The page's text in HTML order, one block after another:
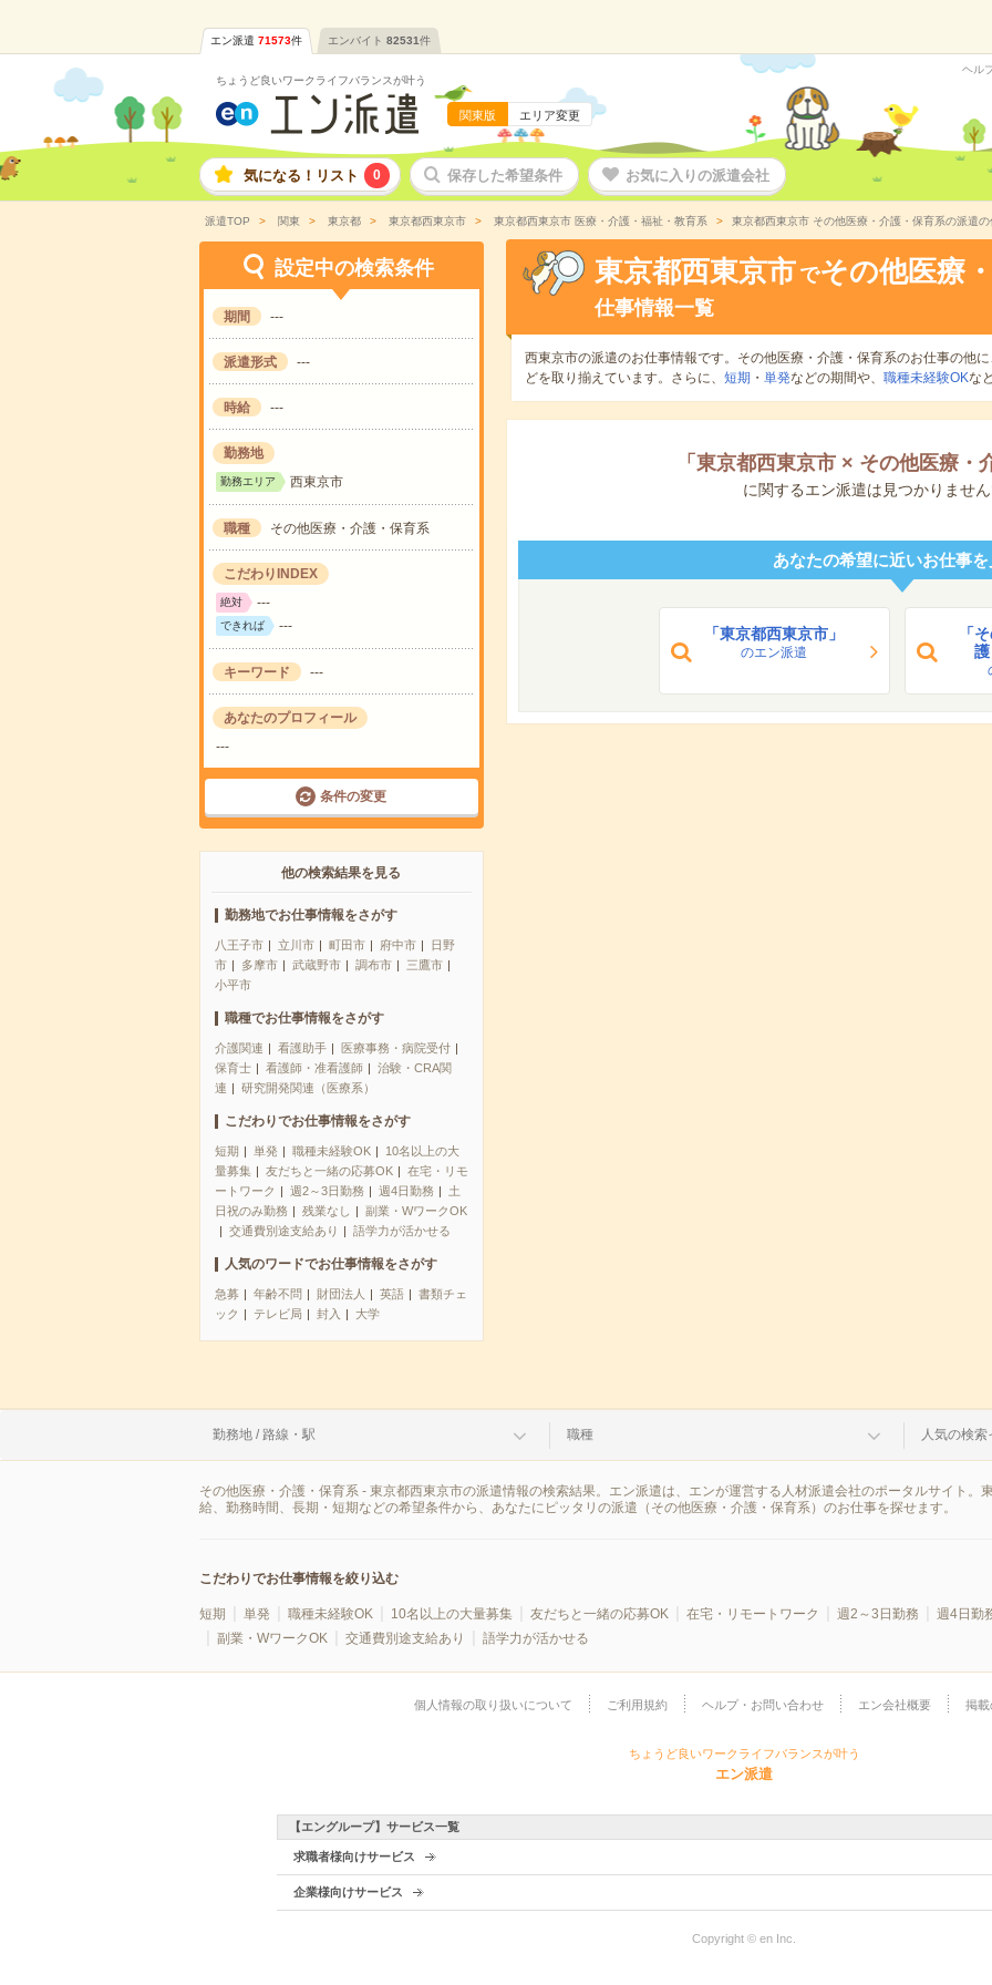
エン派遣 71573件 エンバイト 82531件
ちょうど良いワークライフバランスが叶う
関東版 エリア変更
ヘル
気になる！リスト 0 保存した希望条件 お気に入りの派遣会社
派遣TOP 関東 東京都 東京都西東京市 東京都西東京市 医療・介護・福祉・教育系 東京都西東京市 その他医療・介護・保育系の派遣の
設定中の検索条件
期間 ---
派遣形式 ---
時給 ---
勤務地
勤務エリア 西東京市
職種 その他医療・介護・保育系
こだわりINDEX
絶対 ---
できれば ---
キーワード ---
あなたのプロフィール
---
条件の変更
他の検索結果を見る
勤務地でお仕事情報をさがす
八王子市 立川市 町田市 府中市
日野
市
多摩市 武蔵野市 調布市
三鷹市
小平市
職種でお仕事情報をさがす
介護関連 看護助手
医療事務・病院受付
保育士
看護師・准看護師
治験・CRA関
連
研究開発関連（医療系）
こだわりでお仕事情報をさがす
短期 単発 職種未経験OK
10名以上の大
量募集
友だちと一緒の応募OK
在宅・リモ
ートワーク
週2～3日勤務 週4日勤務
土
日祝のみ勤務
残業なし
副業・WワークOK
交通費別途支給あり
語学力が活かせる
人気のワードでお仕事情報をさがす
急募 年齢不問 財団法人 英語
書類チェ
ック
テレビ局 封入 大学
東京都西東京市 でその他医療
仕事情報一覧
西東京市の派遣のお仕事情報です。その他医療・介護・保育系のお仕事の他に
どを取り揃えています。さらに、 短期 ・ 単発などの期間や、 職種未経験OKな
「 東京都西東京市 × その他医療・
に関するエン派遣は見つかりません
あなたの希望に近いお仕事を
「東京都西東京市」
のエン派遣
「
護
勤務地 / 路線・駅 職種 人気の検索
その他医療・介護・保育系 - 東京都西東京市の派遣情報の検索結果。エン派遣は、エンが運営する人材派遣会社のポータルサイト。
給、勤務時間、長期・短期などの希望条件から、あなたにピッタリの派遣（その他医療・介護・保育系）のお仕事を探せます。
こだわりでお仕事情報を絞り込む
短期 単発 職種未経験OK 10名以上の大量募集 友だちと一緒の応募OK 在宅・リモートワーク 週2～3日勤務 週4日勤
副業・WワークOK
交通費別途支給あり 語学力が活かせる
個人情報の取り扱いについて ご利用規約 ヘルプ・お問い合わせ エン会社概要 掲載
ちょうど良いワークライフバランスが叶う
エン派遣
【エングループ】サービス一覧
求職者様向けサービス
企業様向けサービス
Copyright © en Inc.